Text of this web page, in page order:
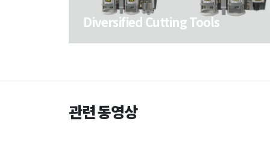
Diversified Cutting Tools
Diversified Cutting Tools
관련 동영상